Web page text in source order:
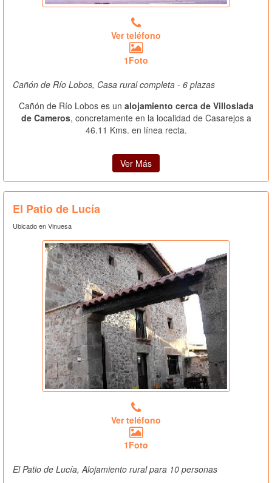
Ver teléfono
1Foto
Cañón de Río Lobos, Casa rural completa - 6 plazas
Cañón de Río Lobos es un alojamiento cerca de Villoslada
de Cameros, concretamente en la localidad de Casarejos a
46.11 Kms. en línea recta.
Ver Más
El Patio de Lucía
Ubicado en Vinuesa
Ver teléfono
1Foto
El Patio de Lucía, Alojamiento rural para 10 personas